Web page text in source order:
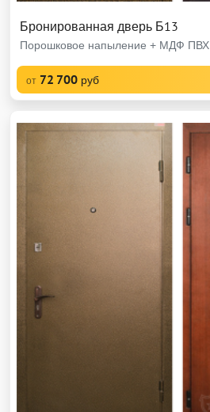
Бронированная дверь Б13
Порошковое напыление + МДФ ПВХ
от 72 700 руб